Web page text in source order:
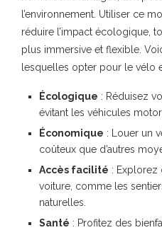
l’environnement. Utiliser ce
réduire l’impact écologique,
plus immersive et flexible.
lesquelles opter pour le vélo
Écologique : Réduisez
évitant les véhicules
Économique : Louer un
coûteux que d’autres
Accès facilité : Explorez
voiture, comme les
naturelles.
Santé : Profitez des